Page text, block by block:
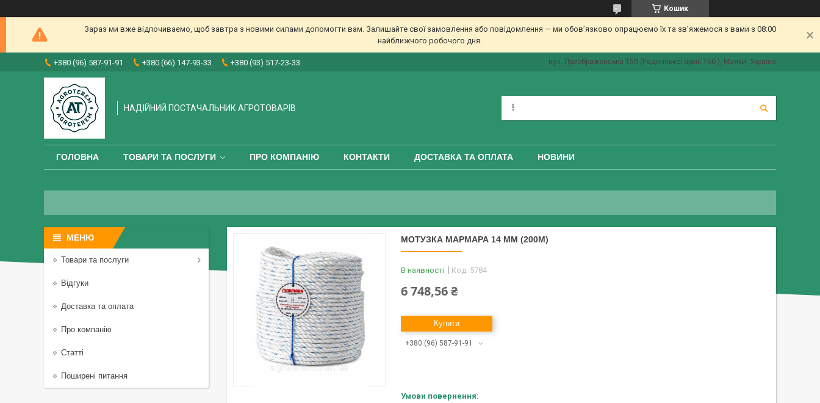
Кошик
Зараз ми вже відпочиваємо, щоб завтра з новими силами допомогти вам. Залишайте свої замовлення або повідомлення — ми обов’язково опрацюємо їх та зв’яжемося з вами з 08:00
найближчого робочого дня.
+380 (96) 587-91-91 +380 (66) 147-93-33 +380 (93) 517-23-33 вул. Преображенська 15б (Радянської армії 15б ), Маяки, Україна
НАДІЙНИЙ ПОСТАЧАЛЬНИК АГРОТОВАРІВ
ГОЛОВНА ТОВАРИ ТА ПОСЛУГИ ПРО КОМПАНІЮ КОНТАКТИ ДОСТАВКА ТА ОПЛАТА НОВИНИ
МОТУЗКА МАРМАРА 14 ММ (200М)
В наявності Код: 5784
6 748,56 ₴
Купити
+380 (96) 587-91-91
Товари та послуги
Відгуки
Доставка та оплата
Про компанію
Статті
Поширені питання